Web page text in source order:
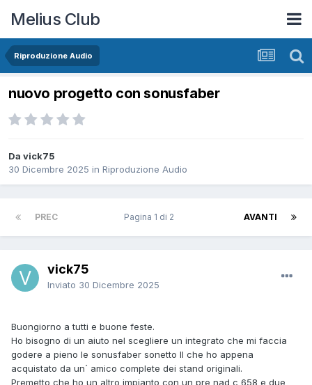
Melius Club
Riproduzione Audio
nuovo progetto con sonusfaber
Da vick75
30 Dicembre 2025 in Riproduzione Audio
PREC AVANTI
Pagina 1 di 2
vick75
Inviato 30 Dicembre 2025
Buongiorno a tutti e buone feste.
Ho bisogno di un aiuto nel scegliere un integrato che mi faccia
godere a pieno le sonusfaber sonetto ll che ho appena
acquistato da un´ amico complete dei stand originali.
Premetto che ho un altro impianto con un pre nad c 658 e due